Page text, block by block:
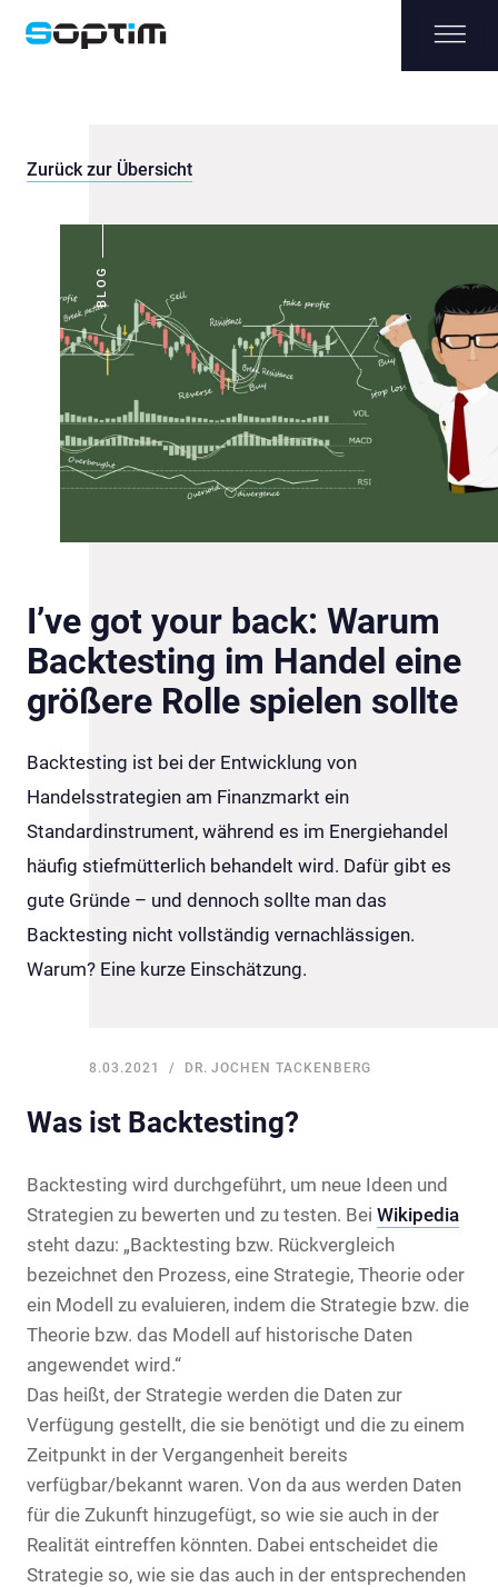
Zurück zur Übersicht
BLOG
I’ve got your back: Warum
Backtesting im Handel eine
größere Rolle spielen sollte
Backtesting ist bei der Entwicklung von
Handelsstrategien am Finanzmarkt ein
Standardinstrument, während es im Energiehandel
häufig stiefmütterlich behandelt wird. Dafür gibt es
gute Gründe – und dennoch sollte man das
Backtesting nicht vollständig vernachlässigen.
Warum? Eine kurze Einschätzung.
8.03.2021 DR. JOCHEN TACKENBERG
Was ist Backtesting?
Backtesting wird durchgeführt, um neue Ideen und
Strategien zu bewerten und zu testen. Bei Wikipedia
steht dazu: „Backtesting bzw. Rückvergleich
bezeichnet den Prozess, eine Strategie, Theorie oder
ein Modell zu evaluieren, indem die Strategie bzw. die
Theorie bzw. das Modell auf historische Daten
angewendet wird.“
Das heißt, der Strategie werden die Daten zur
Verfügung gestellt, die sie benötigt und die zu einem
Zeitpunkt in der Vergangenheit bereits
verfügbar/bekannt waren. Von da aus werden Daten
für die Zukunft hinzugefügt, so wie sie auch in der
Realität eintreffen könnten. Dabei entscheidet die
Strategie so, wie sie das auch in der entsprechenden